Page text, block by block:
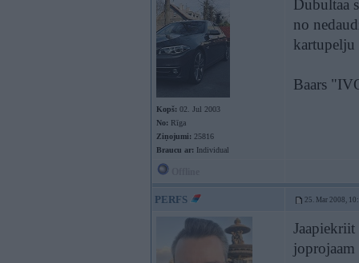
Kopš: 02. Jul 2003
No: Rīga
Ziņojumi: 25816
Braucu ar: Individual
Dubultaa
no
Baars
PERFS 25. Mar 2008,
joprojaam